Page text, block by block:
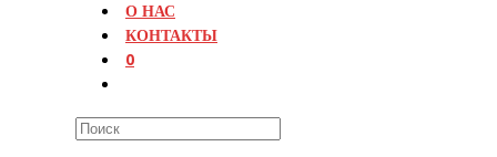
О НАС
КОНТАКТЫ
0
Search